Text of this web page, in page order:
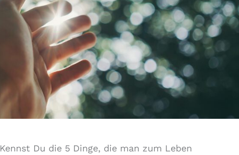
Kennst Du die 5 Dinge, die man zum Leben